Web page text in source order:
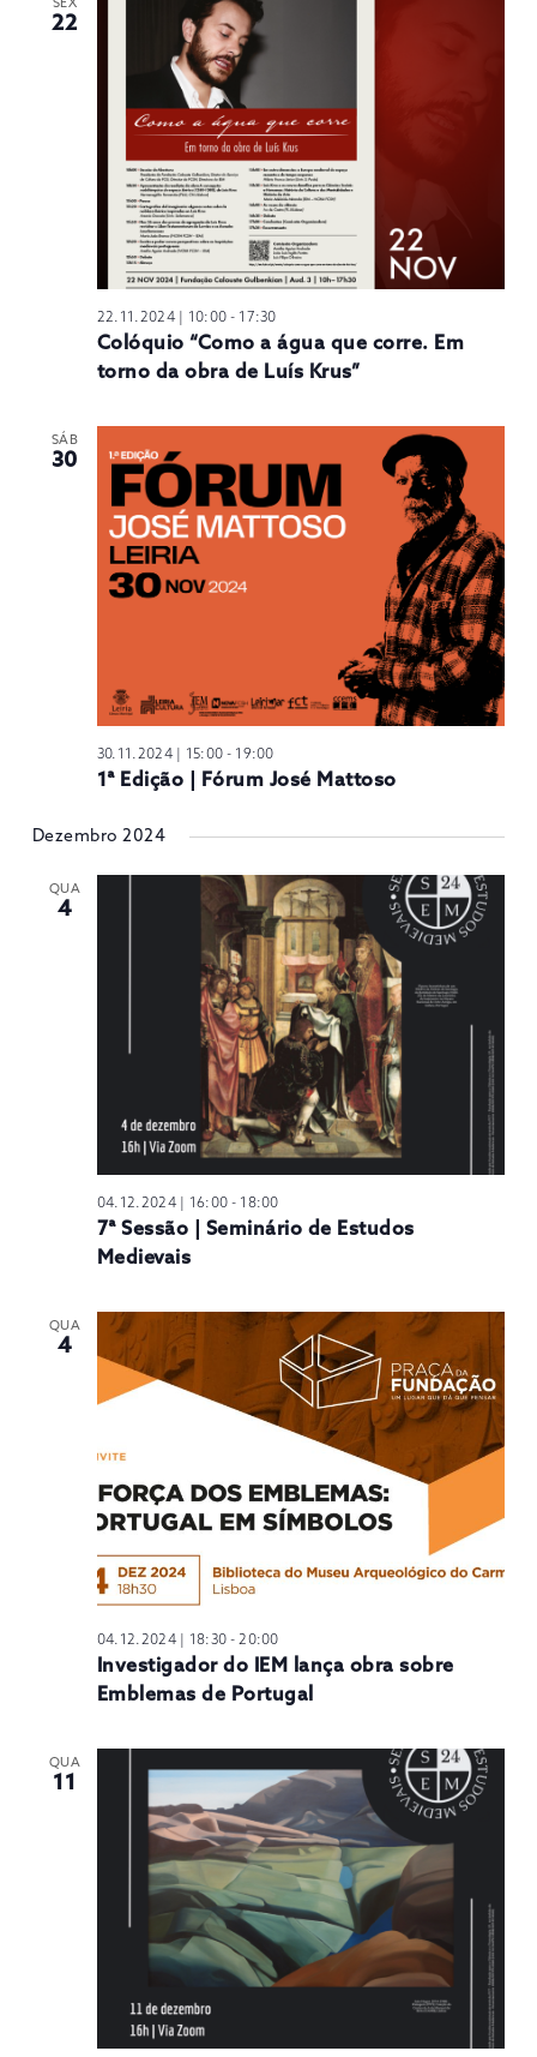
22
22.11.2024 | 10:00 - 17:30
Colóquio “Como a água que corre. Em
torno da obra de Luís Krus”
SÁB
30
30.11.2024 | 15:00 - 19:00
1ª Edição | Fórum José Mattoso
Dezembro 2024
QUA
4
04.12.2024 | 16:00 - 18:00
7ª Sessão | Seminário de Estudos
Medievais
QUA
4
04.12.2024 | 18:30 -20:00
Investigador do IEM lança obra sobre
Emblemas de Portugal
QUA
11